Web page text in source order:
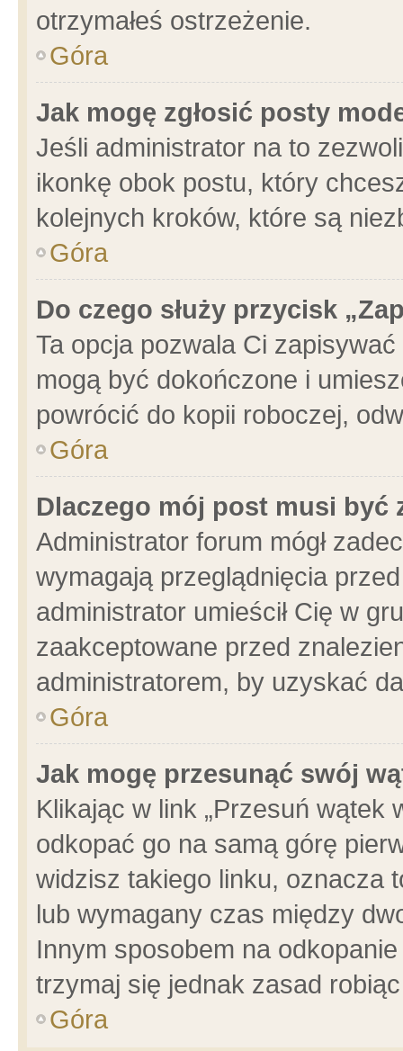
otrzymałeś ostrzeżenie.
Góra
Jak mogę zgłosić posty
Jeśli administrator na to
ikonkę obok postu, który
kolejnych kroków, które są
Góra
Do czego służy przycisk
Ta opcja pozwala Ci
mogą być dokończone i
powrócić do kopii roboczej,
Góra
Dlaczego mój post musi być
Administrator forum mógł
wymagają przeglądnięcia
administrator umieścił Cię w
zaakceptowane przed
administratorem, by uzyskać
Góra
Jak mogę przesunąć swój
Klikając w link „Przesuń wątek
odkopać go na samą górę
widzisz takiego linku, oznacza
lub wymagany czas między
Innym sposobem na
trzymaj się jednak zasad
Góra